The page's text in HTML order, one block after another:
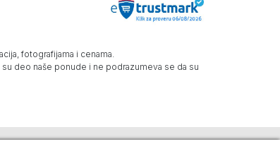
fotografijama i cenama.
deo naše ponude i ne podrazumeva se da su